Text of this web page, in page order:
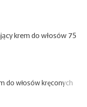
krem do włosów 75